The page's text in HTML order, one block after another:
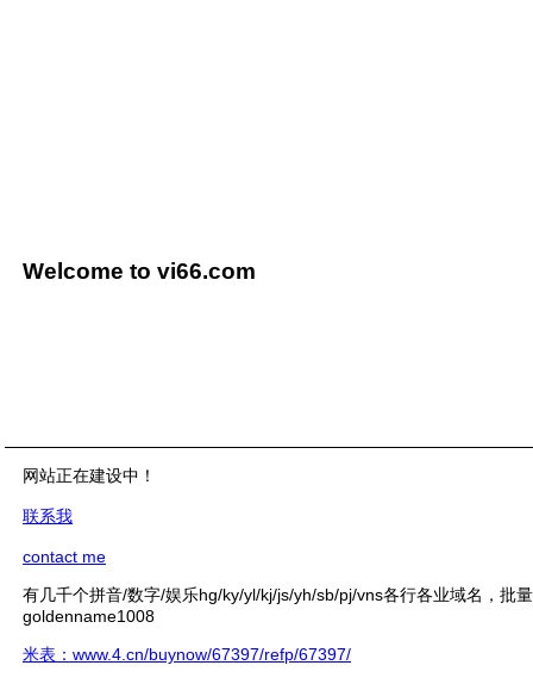
Welcome to vi66.com
网站正在建设中！
联系我
contact me
有几千个拼音/数字/娱乐hg/ky/yl/kj/js/yh/sb/pj/vns各行各业域名，批
goldenname1008
米表：www.4.cn/buynow/67397/refp/67397/